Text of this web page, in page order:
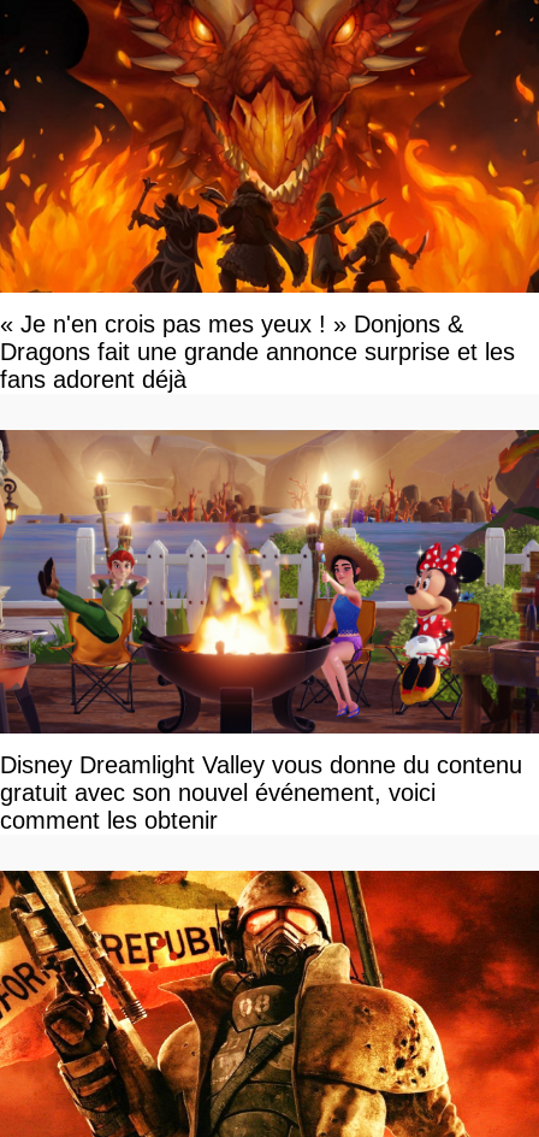
« Je n'en crois pas mes yeux ! » Donjons &
Dragons fait une grande annonce surprise et les
fans adorent déjà
Disney Dreamlight Valley vous donne du contenu
gratuit avec son nouvel événement, voici
comment les obtenir